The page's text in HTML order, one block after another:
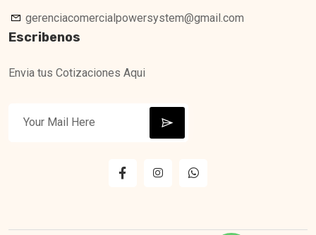
gerenciacomercialpowersystem@gmail.com
Escribenos
Envia tus Cotizaciones Aqui